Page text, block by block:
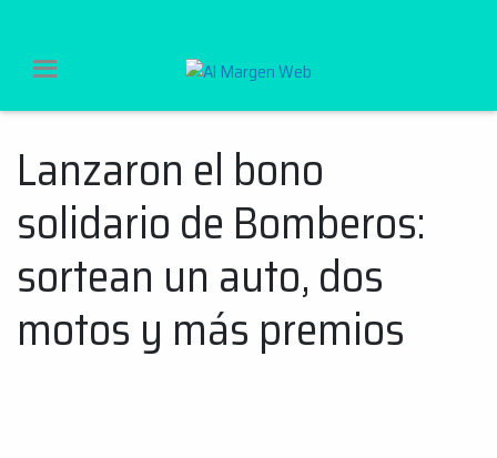
Ir
al
contenido
Lanzaron el bono
solidario de Bomberos:
sortean un auto, dos
motos y más premios